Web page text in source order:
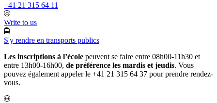
+41 21 315 64 11
Write to us
S'y rendre en transports publics
Les inscriptions à l’école peuvent se faire entre 08h00-11h30 et
entre 13h00-16h00, de préférence les mardis et jeudis. Vous
pouvez également appeler le +41 21 315 64 37 pour prendre rendez-
vous.